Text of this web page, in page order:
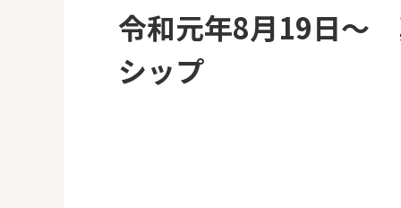
令和元年8月19日
シップ